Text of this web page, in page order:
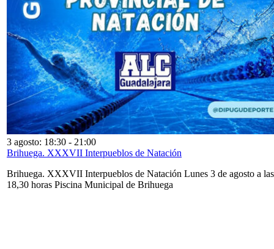
3 agosto: 18:30 - 21:00
Brihuega. XXXVII Interpueblos de Natación
Brihuega. XXXVII Interpueblos de Natación Lunes 3 de agosto a las
18,30 horas Piscina Municipal de Brihuega